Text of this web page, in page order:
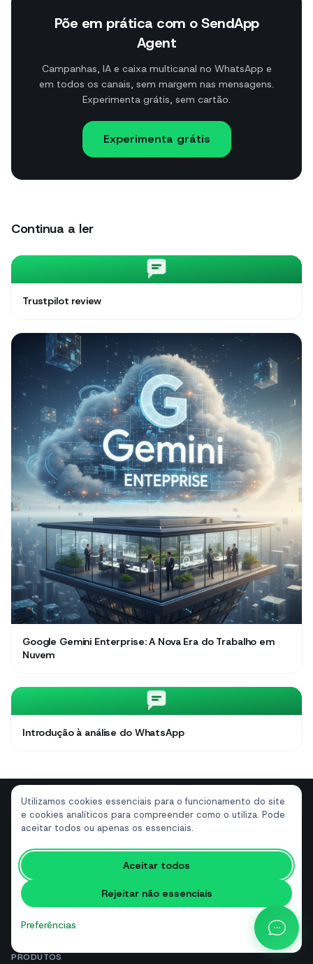
Utilizamos cookies essenciais para o funcionamento do site
e cookies analíticos para compreender como o utiliza. Pode
aceitar todos ou apenas os essenciais.
Aceitar todos
Rejeitar não essenciais
Preferências
Põe em prática com o SendApp
Agent
Campanhas, IA e caixa multicanal no WhatsApp e
em todos os canais, sem margem nas mensagens.
Experimenta grátis, sem cartão.
Experimenta grátis
Continua a ler
Trustpilot review
Google Gemini Enterprise: A Nova Era do Trabalho em
Nuvem
Introdução à análise do WhatsApp
Marketing no WhatsApp e IA conversacional
para empresas. Na API oficial da Meta.
Tech Partner da Meta
PRODUTOS